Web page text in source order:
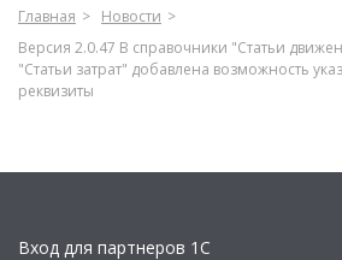
Главная
Новости
Версия 2.0.47 В справочники "Статьи
"Статьи затрат" добавлена возможность
реквизиты
Вход для партнеров 1С